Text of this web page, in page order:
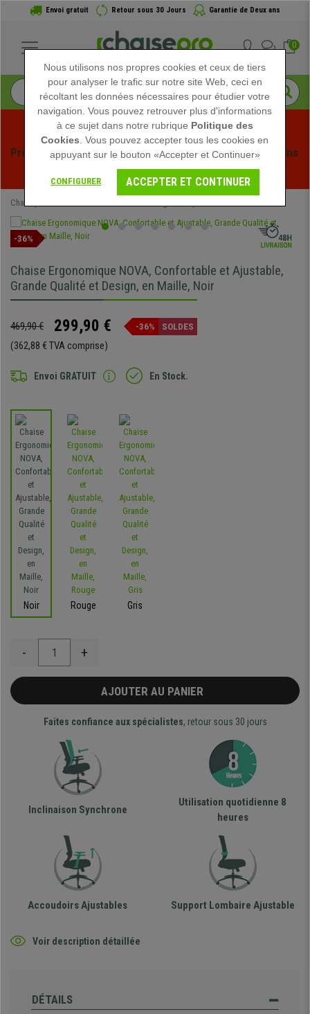
Envoi gratuit Retour sous 30 Jours Garantie de Deux ans
0
Profitez des soldes d'été chez Chaisepro ! Des réductions
exclusives pour une durée limitée - Voir l'offre
Chaisepro
-36%
Chaise Ergonomique NOVA, Confortable et Ajustable,
Grande Qualité et Design, en Maille, Noir
469,90 € 299,90 € -36% SOLDES
(362,88 € TVA comprise)
Envoi GRATUIT En Stock.
Noir Rouge Gris
- +
AJOUTER AU PANIER
Faites confiance aux spécialistes, retour sous 30 jours
Inclinaison Synchrone
Utilisation quotidienne 8
heures
Accoudoirs Ajustables Support Lombaire Ajustable
Voir description détaillée
DÉTAILS
Nous utilisons nos propres cookies et ceux de tiers
pour analyser le trafic sur notre site Web, ceci en
récoltant les données nécessaires pour étudier votre
navigation. Vous pouvez retrouver plus d'informations
à ce sujet dans notre rubrique Politique des
Cookies . Vous pouvez accepter tous les cookies en
appuyant sur le bouton «Accepter et Continuer»
CONFIGURER ACCEPTER ET CONTINUER